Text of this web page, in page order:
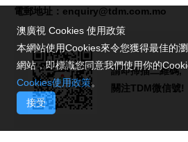
電郵地址： enquiry@tdm.com.mo
請即掃描二維碼,
關注TDM微信號!
澳廣視 Cookies 使用政策
本網站使用Cookies來令您獲得最佳的
網站，即標識您同意我們使用你的
Cookies使用政策。
接受